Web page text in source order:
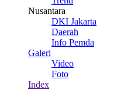
Nusantara
DKI Jakarta
Daerah
Info Pemda
Galeri
Video
Foto
Index